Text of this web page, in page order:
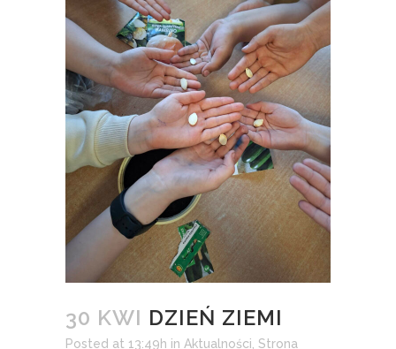
30 KWI DZIEŃ ZIEMI
Posted at 13:49h in Aktualności Strona